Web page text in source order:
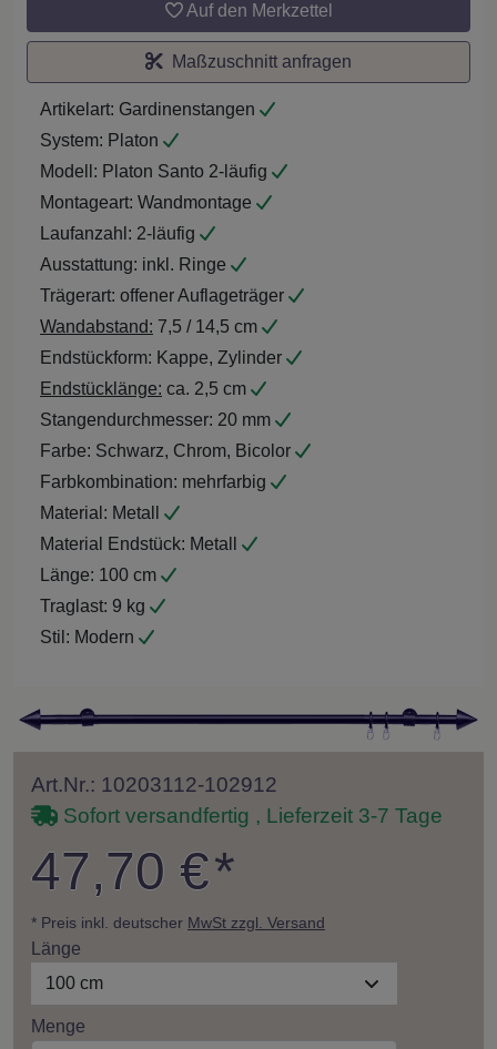
Auf den Merkzettel
Maßzuschnitt anfragen
Artikelart: Gardinenstangen
System: Platon
Modell: Platon Santo 2-läufig
Montageart: Wandmontage
Laufanzahl: 2-läufig
Ausstattung: inkl. Ringe
Trägerart: offener Auflageträger
Wandabstand: 7,5 / 14,5 cm
Endstückform: Kappe, Zylinder
Endstücklänge: ca. 2,5 cm
Stangendurchmesser: 20 mm
Farbe: Schwarz, Chrom, Bicolor
Farbkombination: mehrfarbig
Material: Metall
Material Endstück: Metall
Länge: 100 cm
Traglast: 9 kg
Stil: Modern
Art.Nr.: 10203112-102912
Sofort versandfertig , Lieferzeit 3-7 Tage
47,70 €*
* Preis inkl. deutscher MwSt zzgl. Versand
Länge
100 cm
Menge